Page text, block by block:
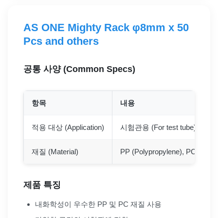
AS ONE Mighty Rack φ8mm x 50
Pcs and others
공통 사양 (Common Specs)
항목 내용
적용 대상 (Application) 시험관용 (For test tube)
재질 (Material) PP (Polypropylene), PC
제품 특징
내화학성이 우수한 PP 및 PC 재질 사용